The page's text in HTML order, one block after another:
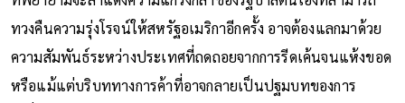
ทวงคืนความรุ่งโรจน์ให้สหรัฐอเมริกาอีกครั้ง อาจต้องแลกมาด้วย
ความสัมพันธ์ระหว่างประเทศที่ถดถอยจากการรีดเค้นจนแห้งขอด
หรือแม้แต่บริบททางการค้าที่อาจกลายเป็นปฐมบทของการ